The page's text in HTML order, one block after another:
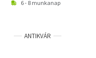
6 - 8 munkanap
ANTIKVÁR